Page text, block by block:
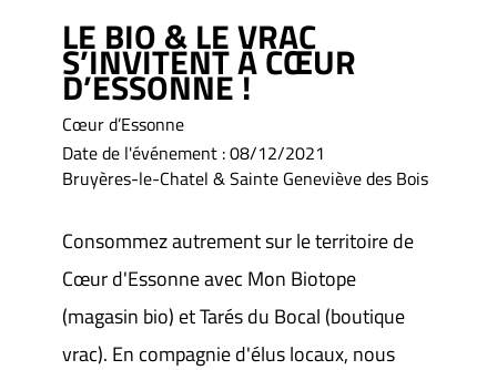
LE BIO & LE VRAC
S’INVITENT À CŒUR
D’ESSONNE !
Cœur d’Essonne
Date de l'événement : 08/12/2021
Bruyères-le-Chatel & Sainte Geneviève des Bois
Consommez autrement sur le territoire de
Cœur d'Essonne avec Mon Biotope
(magasin bio) et Tarés du Bocal (boutique
vrac). En compagnie d'élus locaux, nous